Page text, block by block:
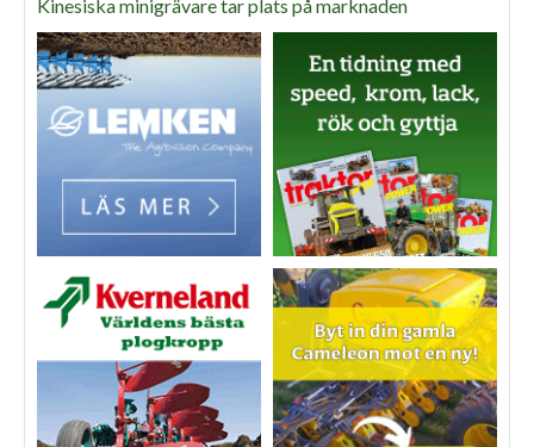
Kinesiska minigrävare tar plats på marknaden